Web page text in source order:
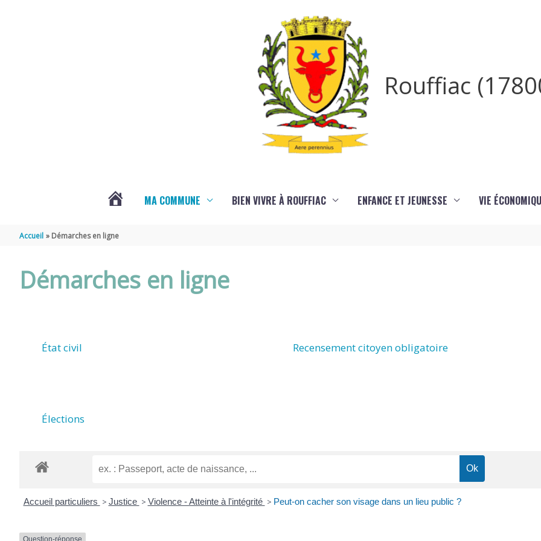
Rouffiac
MA COMMUNE BIEN VIVRE À ROUFFIAC ENFANCE ET JEUNESSE VIE
Accueil Démarches en ligne
Démarches en ligne
État civil Recensement citoyen obligatoire
Élections
Accueil particuliers > Justice > Violence - Atteinte à l'intégrité > Peut-on cacher son visage dans un lieu public ?
Question-réponse